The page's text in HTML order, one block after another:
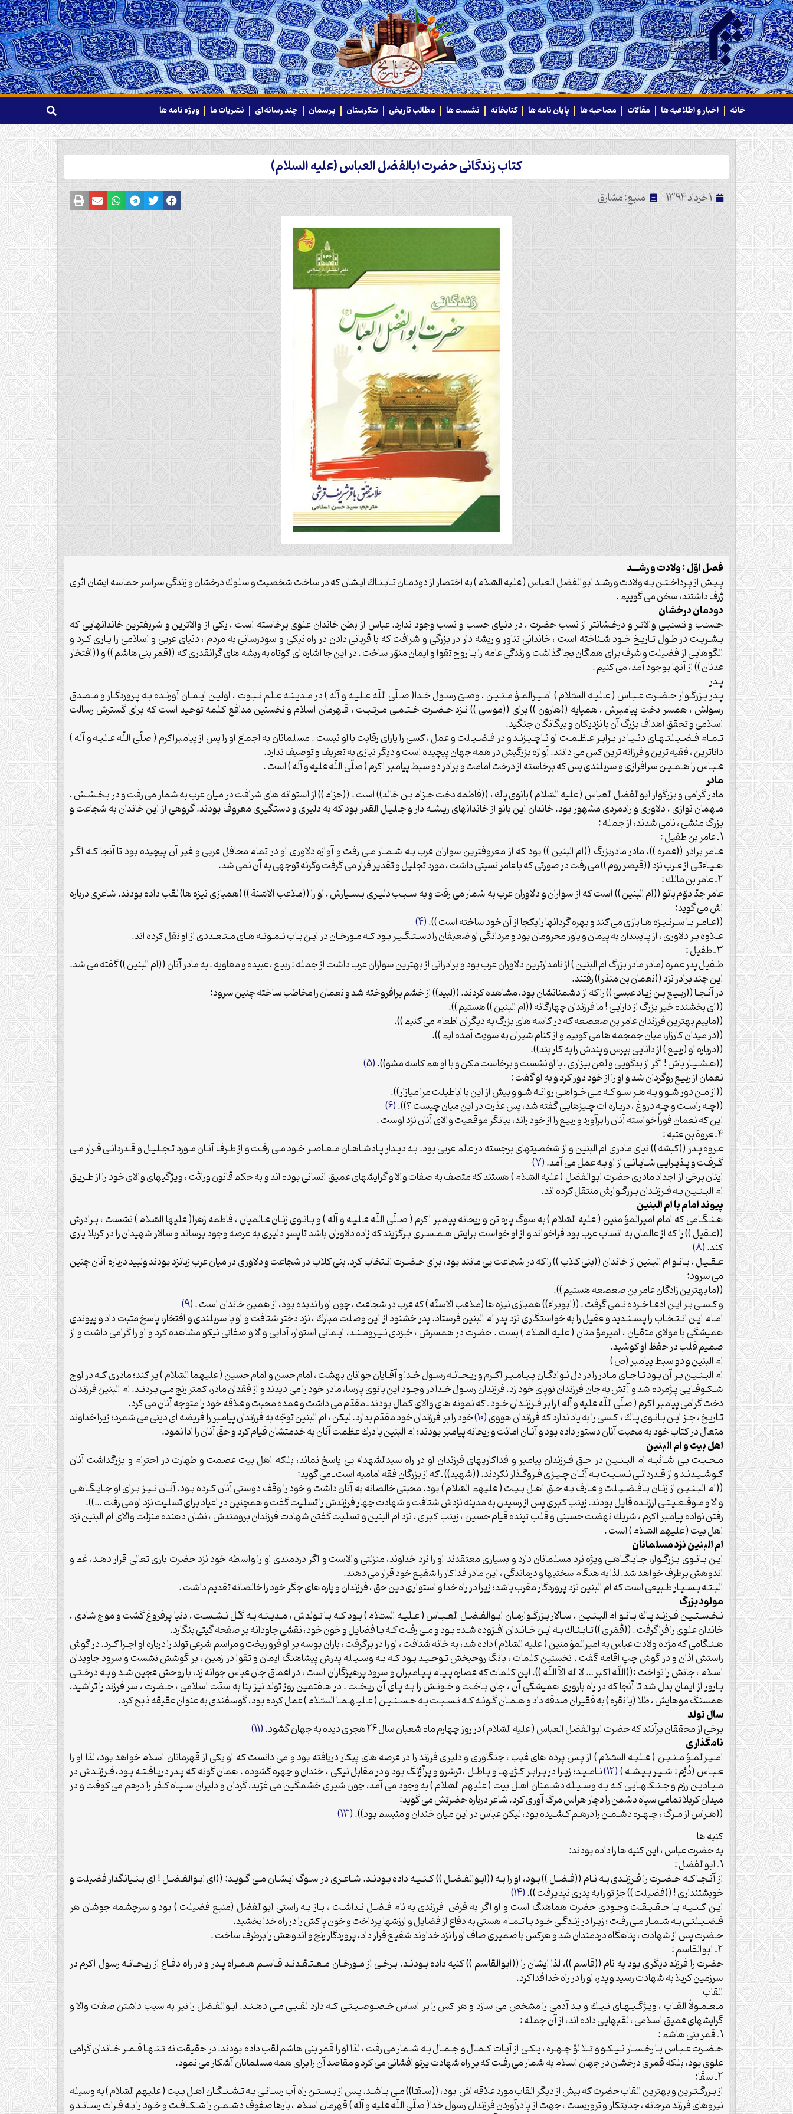
خانه اخبار و اطلاعیه ها مقالات مصاحبه ها پایان نامه ها کتابخانه نشست ها مطالب تاریخی شکرستان پرسمان چند رسانه‌ای نشریات ما ویژه نامه ها
کتاب زندگانی حضرت ابالفضل العباس (علیه السلام)
1 خرداد 1394 منبع: مشارق
فصل اوّل : ولادت و رشــد
پـيـش از پـرداخـتـن بـه ولادت و رشـد ابوالفضل العباس ( عليه السّلام ) به اختصار از دودمـان تـابـنـاك ايـشان كه در ساخت شخصيت و سلوك درخشان و زندگى سراسر حماسه ايشان اثرى
ژرف داشتند، سخن مى گوييم .
دودمان درخشان
حـَسـَب و نـَسـَبـى والاتـر و درخـشانتر از نسب حضرت ، در دنياى حسب و نسب وجود ندارد. عباس از بطن خاندان علوى برخاسته است ، يكى از والاترين و شريفترين خاندانهايى كه
بـشـريـت در طـول تـاريـخ خـود شـناخته است ، خاندانى تناور و ريشه دار در بزرگى و شرافت كه با قربانى دادن در راه نيكى و سودرسانى به مردم ، دنياى عربى و اسلامى را يـارى كـرد و
الگوهايى از فضيلت و شرف براى همگان بجا گذاشت و زندگى عامه را بـا روح تقوا و ايمان منوّر ساخت . در اين جا اشاره اى كوتاه به ريشه هاى گرانقدرى كه ((قمر بنى هاشم )) و ((افتخار
عدنان )) از آنها بوجود آمد، مى كنيم .
پـدر
پـدر بـزرگـوار حـضـرت عـبـاس ( عـليـه السـّلام ) امـيـرالمـؤ مـنـيـن ، وصـىّ رسـول خـدا( صـلّى اللّه عـليـه و آله ) در مـديـنـه عـلم نـبـوت ، اوليـن ايـمـان آورنـده بـه پـروردگـار و مـصدق
رسولش ، همسر دخت پيامبرش ، همپايه ((هارون )) براى ((موسى )) نـزد حـضـرت خـتـمـى مـرتـبـت ، قـهرمان اسلام و نخستين مدافع كلمه توحيد است كه براى گسترش رسالت
اسلامى و تحقق اهداف بزرگ آن با نزديكان و بيگانگان جنگيد.
تـمـام فـضـيـلتـهـاى دنـيـا در بـرابـر عـظـمـت او نـاچـيـزنـد و در فـضـيـلت و عمل ، كسى را ياراى رقابت با او نيست . مسلمانان به اجماع او را پس از پيامبراكرم ( صلّى اللّه عـليـه و آله )
داناترين ، فقيه ترين و فرزانه ترين كس مى دانند. آوازه بزرگيش در همه جهان پيچيده است و ديگر نيازى به تعريف و توصيف ندارد.
عـبـاس را هـمـيـن سرافرازى و سربلندى بس كه برخاسته از درخت امامت و برادر دو سبط پيامبر اكرم ( صلّى اللّه عليه و آله ) است .
مادر
مادر گرامى و بزرگوار ابوالفضل العباس ( عليه السّلام ) بانوى پاك ، ((فاطمه دخت حـزام بـن خالد)) است . ((حزام )) از استوانه هاى شرافت در ميان عرب به شمار مى رفت و در بـخـشـش ،
مـهمان نوازى ، دلاورى و رادمردى مشهور بود. خاندان اين بانو از خاندانهاى ريـشـه دار و جـليـل القدر بود كه به دليرى و دستگيرى معروف بودند. گروهى از اين خاندان به شجاعت و
بزرگ منشى ، نامى شدند، از جمله :
1 ـ عامر بن طفيل :
عـامر برادر ((عمره ))، مادر مادربزرگ ((ام البنين )) بود كه از معروفترين سواران عرب بـه شـمـار مـى رفت و آوازه دلاورى او در تمام محافل عربى و غير آن پيچيده بود تا آنجا كـه اگـر
هـيـاءتـى از عـرب نزد ((قيصر روم )) مى رفت در صورتى كه با عامر نسبتى داشت ، مورد تجليل و تقدير قرار مى گرفت وگرنه توجهى به آن نمى شد.
2 ـ عامر بن مالك :
عامر جدّ دوّم بانو ((ام البنين )) است كه از سواران و دلاوران عرب به شمار مى رفت و به سـبـب دليـرى بـسـيارش ، او را ((ملاعب الاسّنة )) (همبازى نيزه ها) لقب داده بودند. شاعرى درباره
اش مى گويد:
((عـامـر بـا سـرنـيـزه هـا بازى مى كند و بهره گردانها را يكجا از آن خود ساخته است )).(4)
عـلاوه بـر دلاورى ، از پـايبندان به پيمان و ياور محرومان بود و مردانگى او ضعيفان را دسـتـگـيـر بـود كـه مـورخـان در ايـن بـاب نـمـونـه هـاى مـتـعـددى از او نقل كرده اند.
3 ـ طفيل :
طـفيل پدر عمره (مادر مادر بزرگ ام البنين ) از نامدارترين دلاوران عرب بود و برادرانى از بهترين سواران عرب داشت از جمله : ربيع ، عبيده و معاويه . به مادر آنان ((ام البنين )) گفته مى شد.
اين چند برادر نزد ((نعمان بن منذر)) رفتند.
در آنـجـا ((ربـيـع بـن زيـاد عبسى )) را كه از دشمنانشان بود، مشاهده كردند. ((لبيد)) از خشم برافروخته شد و نعمان را مخاطب ساخته چنين سرود:
((اى بخشنده خير بزرگ از دارايى ! ما فرزندان چهارگانه ((ام البنين )) هستيم )).
((ماييم بهترين فرزندان عامر بن صعصعه كه در كاسه هاى بزرگ به ديگران اطعام مى كنيم )).
((در ميدان كارزار، ميان جمجمه ها مى كوبيم و از كنام شيران به سويت آمده ايم )).
((درباره او (ربيع ) از دانايى بپرس و پندش را به كار بند)).
((هـشـيـار باش ! اگر از بدگويى و لعن بيزارى ، با او نشست و برخاست مكن و با او هم كاسه مشو)).(5)
نعمان از ربيع روگردان شد و او را از خود دور كرد و به او گفت :
((از مـن دور شـو و بـه هـر سـو كـه مـى خـواهـى روانـه شـو و بيش از اين با اباطيلت مرا ميازار)).
((چـه راسـت و چـه دروغ ، دربـاره ات چـيزهايى گفته شد، پس عذرت در اين ميان چيست ؟)).(6)
اين كه نعمان فوراً خواسته آنان را برآورد و ربيع را از خود راند، بيانگر موقعيت والاى آنان نزد اوست .
4 ـ عروة بن عتبه :
عـروه پـدر ((كبشه )) نياى مادرى ام البنين و از شخصيتهاى برجسته در عالم عربى بود. بـه ديـدار پـادشـاهـان مـعـاصـر خـود مـى رفـت و از طـرف آنـان مـورد تـجـليـل و قـدردانـى قـرار مـى
گـرفـت و پـذيـرايـى شـايـانـى از او بـه عمل مى آمد.(7)
اينان برخى از اجداد مادرى حضرت ابوالفضل ( عليه السّلام ) هستند كه متصف به صفات والا و گرايشهاى عميق انسانى بوده اند و به حكم قانون وراثت ، ويژگيهاى والاى خود را از طـريـق
ام البـنـيـن بـه فـرزنـدان بـزرگـوارش منتقل كرده اند.
پيوند امام با ام البنين
هـنـگـامى كه امام اميرالمؤ منين ( عليه السّلام ) به سوگ پاره تن و ريحانه پيامبر اكرم ( صـلّى اللّه عـليـه و آله ) و بـانـوى زنـان عـالميان ، فاطمه زهرا( عليها السّلام ) نشست ، بـرادرش
((عـقيل )) را كه از عالمان به انساب عرب بود فراخواند و از او خواست برايش هـمـسـرى بـرگزيند كه زاده دلاوران باشد تا پسر دليرى به عرصه وجود برساند و سالار شهيدان را در كربلا يارى
كند.(8)
عـقـيـل ، بـانـو ام البـنين از خاندان ((بنى كلاب )) را كه در شجاعت بى مانند بود، براى حـضـرت انـتخاب كرد. بنى كلاب در شجاعت و دلاورى در ميان عرب زبانزد بودند ولبيد درباره آنان چنين
مى سرود:
((ما بهترين زادگان عامر بن صعصعه هستيم )).
و كـسـى بـر ايـن ادعـا خـرده نـمى گرفت . ((ابوبراء)) همبازى نيزه ها (ملاعب الاسنّه ) كه عرب در شجاعت ، چون او را نديده بود، از همين خاندان است .(9)
امـام ايـن انـتـخـاب را پـسـنـديد و عقيل را به خواستگارى نزد پدر ام البنين فرستاد. پدر خشنود از اين وصلت مبارك ، نزد دختر شتافت و او با سربلندى و افتخار، پاسخ مثبت داد و پيوندى
هميشگى با مولاى متقيان ، اميرمؤ منان ( عليه السّلام ) بست . حضرت در همسرش ، خـِرَدى نـيـرومـنـد، ايـمانى استوار، آدابى والا و صفاتى نيكو مشاهده كرد و او را گرامى داشت و از
صميم قلب در حفظ او كوشيد.
ام البنين و دو سبط پيامبر (ص )
ام البـنـيـن بـر آن بـود تـا جـاى مـادر را در دل نـوادگـان پـيـامـبـر اكـرم و ريـحـانـه رسـول خـدا و آقـايان جوانان بهشت ، امام حسن و امام حسين ( عليهما السّلام ) پر كند؛ مادرى كـه در اوج
شـكـوفـايـى پـژمرده شد و آتش به جان فرزندان نوپاى خود زد. فرزندان رسـول خـدا در وجـود اين بانوى پارسا، مادر خود را مى ديدند و از فقدان مادر، كمتر رنج مـى بـردنـد. ام البنين فرزندان
دخت گرامى پيامبر اكرم ( صلّى اللّه عليه و آله ) را بر فـرزنـدان خـود ـ كه نمونه هاى والاى كمال بودند ـ مقدّم مى داشت و عمده محبت و علاقه خود را متوجه آنان مى كرد.
تـاريـخ ، جـز ايـن بـانـوى پـاك ، كـسى را به ياد ندارد كه فرزندان هووى(10) خود را بر فرزندان خود مقدّم بدارد. ليكن ، ام البنين توجّه به فرزندان پيامبر را فريضه اى دينى مى شمرد؛ زيرا خداوند
متعال در كتاب خود به محبت آنان دستور داده بود و آنـان امانت و ريحانه پيامبر بودند؛ ام البنين با درك عظمت آنان به خدمتشان قيام كرد و حقّ آنان را ادا نمود.
اهل بيت و ام البنين
مـحـبـت بـى شـائبـه ام البـنـيـن در حـق فـرزندان پيامبر و فداكاريهاى فرزندان او در راه سيدالشهداء بى پاسخ نماند، بلكه اهل بيت عصمت و طهارت در احترام و بزرگداشت آنان
كـوشـيـدنـد و از قـدردانـى نـسـبـت بـه آنـان چـيـزى فـروگـذار نكردند. ((شهيد)) ـ كه از بزرگان فقه اماميه است ـ مى گويد:
((ام البـنـيـن از زنـان بـافـضـيـلت و عـارف بـه حـق اهـل بـيـت ( عليهم السّلام ) بود. محبتى خالصانه به آنان داشت و خود را وقف دوستى آنان كـرده بـود. آنـان نـيـز بـراى او جـايـگـاهـى
والا و مـوقـعـيـتـى ارزنـده قايل بودند. زينب كبرى پس از رسيدن به مدينه نزدش شتافت و شهادت چهار فرزندش را تسليت گفت و همچنين در اعياد براى تسليت نزد او مى رفت …)).
رفتن نواده پيامبر اكرم ، شريك نهضت حسينى و قلب تپنده قيام حسين ، زينب كبرى ، نزد ام البنين و تسليت گفتن شهادت فرزندان برومندش ، نشان دهنده منزلت والاى ام البنين نزد
اهل بيت ( عليهم السّلام ) است .
ام البنين نزد مسلمانان
ايـن بـانـوى بـزرگـوار، جـايـگـاهـى ويژه نزد مسلمانان دارد و بسيارى معتقدند او را نزد خداوند، منزلتى والاست و اگر دردمندى او را واسطه خود نزد حضرت بارى تعالى قرار دهـد، غم و
اندوهش برطرف خواهد شد. لذا به هنگام سختيها و درماندگى ، اين مادر فداكار را شفيع خود قرار مى دهند.
البـتـه بـسـيـار طـبيعى است كه ام البنين نزد پروردگار مقرب باشد؛ زيرا در راه خدا و استوارى دين حق ، فرزندان و پاره هاى جگر خود را خالصانه تقديم داشت .
مولود بزرگ
نـخـسـتـيـن فـرزنـد پـاك بـانـو ام البـنـيـن ، سـالار بـزرگـوارمـان ابـوالفـضـل العـبـاس ( عـليـه السـّلام ) بـود كـه بـا تـولدش ، مـديـنـه بـه گـُل نـشـسـت ، دنيا پرفروغ گشت و موج شادى ،
خاندان علوى را فراگرفت . ((قَمَرى )) تـابـنـاك بـه ايـن خـانـدان افـزوده شـده بـود و مـى رفـت كـه بـا فضايل و خون خود، نقشى جاودانه بر صفحه گيتى بنگارد.
هـنـگامى كه مژده ولادت عباس به اميرالمؤ منين ( عليه السّلام ) داده شد، به خانه شتافت ، او را در برگرفت ، باران بوسه بر او فرو ريخت و مراسم شرعى تولد را درباره او اجـرا كـرد. در گوش
راستش اذان و در گوش چپ اقامه گفت . نخستين كلمات ، بانگ روحبخش تـوحـيـد بـود كـه بـه وسـيـله پدرش پيشاهنگ ايمان و تقوا در زمين ، بر گوشش نشست و سرود جاويدان
اسلام ، جانش را نواخت :((اللّه اكبر… لا اله الاّ اللّه )). اين كلمات كه عصاره پـيـام پـيـامبران و سرود پرهيزگاران است ، در اعماق جان عباس جوانه زد، با روحش عجين شـد و بـه درخـتـى
بـارور از ايمان بدل شد تا آنجا كه در راه بارورى هميشگى آن ، جان بـاخـت و خـونـش را بـه پـاى آن ريـخـت . در هـفتمين روز تولد نيز بنا به سنّت اسلامى ، حـضرت ، سر فرزند را تراشيد،
همسنگ موهايش ، طلا (يا نقره ) به فقيران صدقه داد و هـمـان گـونـه كـه نـسـبـت بـه حـسـنـيـن ( عـليـهـمـا السـّلام ) عمل كرده بود، گوسفندى به عنوان عقيقه ذبح كرد.
سال تولد
برخى از محققان برآنند كه حضرت ابوالفضل العباس ( عليه السّلام ) در روز چهارم ماه شعبان سال 26 هجرى ديده به جهان گشود. (11)
نامگذارى
امـيـرالمـؤ مـنـيـن ( عـليـه السـّلام ) از پـس پرده هاى غيب ، جنگاورى و دليرى فرزند را در عرصه هاى پيكار دريافته بود و مى دانست كه او يكى از قهرمانان اسلام خواهد بود، لذا او را
عـبـاس (دُژم : شـيـر بـيـشـه )(12) نـامـيـد؛ زيـرا در بـرابـر كـژيـهـا و بـاطـل ، ترشرو و پرآژنگ بود و در مقابل نيكى ، خندان و چهره گشوده . همان گونه كه پـدر دريـافـتـه بـود، فـرزنـدش در
مـيـاديـن رزم و جـنـگـهـايـى كـه بـه وسـيـله دشـمنان اهـل بيت ( عليهم السّلام ) به وجود مى آمد، چون شيرى خشمگين مى غرّيد، گردان و دليران سـپـاه كـفر را درهم مى كوفت و در
ميدان كربلا تمامى سپاه دشمن را دچار هراس مرگ آورى كرد. شاعر درباره حضرتش مى گويد:
((هـراس از مـرگ ، چـهـره دشـمـن را درهـم كـشـيده بود، ليكن عباس در اين ميان خندان و متبسم بود)).(13)
كنيه ها
به حضرت عباس ، اين كنيه ها را داده بودند:
1 ـ ابوالفضل :
از آنـجـا كـه حـضـرت را فـرزنـدى بـه نـام ((فـضـل )) بـود، او را بـه ((ابـوالفـضـل )) كـنـيـه داده بـودنـد. شـاعـرى در سـوگ ايـشـان مـى گـويـد: ((اى ابـوالفـضـل ! اى بـنـيانگذار فضيلت و
خويشتندارى ! ((فضيلت )) جز تو را به پدرى نپذيرفت )).(14)
ايـن كـنـيـه بـا حـقـيـقـت وجـودى حضرت هماهنگ است و او اگر به فرض ‍ فرزندى به نام فـضـل نـداشـت ، بـاز بـه راستى ابوالفضل (منبع فضيلت ) بود و سرچشمه جوشان هر
فـضـيـلتـى بـه شـمـار مـى رفـت ؛ زيـرا در زنـدگـى خـود بـا تـمـام هستى به دفاع از فضايل و ارزشها پرداخت و خون پاكش را در راه خدا بخشيد.
حـضرت پس از شهادت ، پناهگاه دردمندان شد و هركس با ضميرى صاف او را نزد خداوند شفيع قرار داد، پروردگار رنج و اندوهش را برطرف ساخت .
2 ـ ابوالقاسم :
حضرت را فرزند ديگرى بود به نام ((قاسم ))، لذا ايشان را ((ابوالقاسم )) كنيه داده بـودنـد. بـرخـى از مـورخـان مـعـتـقـدنـد قـاسـم هـمـراه پـدر و در راه دفـاع از ريـحـانـه رسول اكرم در
سرزمين كربلا به شهادت رسيد و پدر، او را در راه خدا فدا كرد.
القاب
مـعـمـولاً القـاب ، ويـژگـيـهـاى نـيـك و بـد آدمى را مشخص مى سازد و هر كس را بر اساس خـصـوصـيـتـى كـه دارد لقـبـى مـى دهـنـد. ابـوالفـضل را نيز به سبب داشتن صفات والا و
گرايشهاى عميق اسلامى ، لقبهايى داده اند، از آن جمله :
1 ـ قمر بنى هاشم :
حـضـرت عـبـاس بـا رخـسـار نـيـكـو و تـلا لؤ چـهـره ، يـكـى از آيـات كـمـال و جـمـال بـه شـمار مى رفت ، لذا او را قمر بنى هاشم لقب داده بودند. در حقيقت نه تـنـهـا قـمـر خـاندان گرامى
علوى بود، بلكه قمرى درخشان در جهان اسلام به شمار مى رفـت كه بر راه شهادت پرتو افشانى مى كرد و مقاصد آن را براى همه مسلمانان آشكار مى نمود.
2 ـ سقّا:
از بـزرگـتـرين و بهترين القاب حضرت كه بيش از ديگر القاب مورد علاقه اش ‍ بود، ((سـقـّا)) مـى بـاشـد. پـس از بـسـتـن راه آب رسـانـى بـه تـشـنـگـان اهـل بـيت ( عليهم السّلام ) به وسيله
نيروهاى فرزند مرجانه ، جنايتكار و تروريست ، جهت از پا درآوردن فرزندان رسول خدا( صلّى اللّه عليه و آله ) قهرمان اسلام ، بارها صفوف دشـمـن را شـكـافـت و خـود را بـه فـرات رسـانـد و